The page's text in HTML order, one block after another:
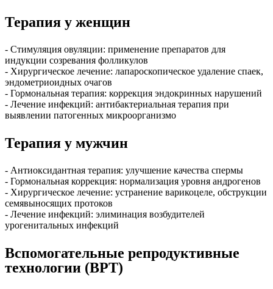
Терапия у женщин
- Стимуляция овуляции: применение препаратов для
индукции созревания фолликулов
- Хирургическое лечение: лапароскопическое удаление спаек,
эндометриоидных очагов
- Гормональная терапия: коррекция эндокринных нарушений
- Лечение инфекций: антибактериальная терапия при
выявлении патогенных микроорганизмо
Терапия у мужчин
- Антиоксидантная терапия: улучшение качества спермы
- Гормональная коррекция: нормализация уровня андрогенов
- Хирургическое лечение: устранение варикоцеле, обструкции
семявыносящих протоков
- Лечение инфекций: элиминация возбудителей
урогенитальных инфекций
Вспомогательные репродуктивные
технологии (ВРТ)